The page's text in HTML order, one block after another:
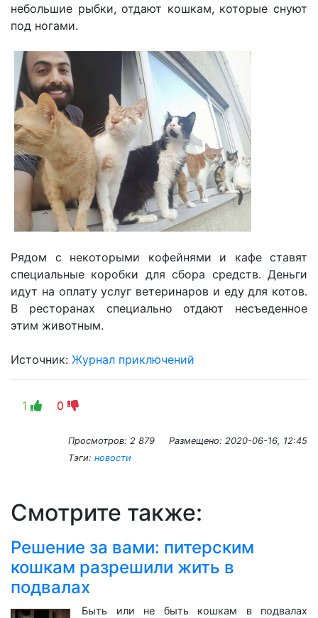
небольшие рыбки, отдают кошкам, которые снуют
под ногами.
Рядом с некоторыми кофейнями и кафе ставят
специальные коробки для сбора средств. Деньги
идут на оплату услуг ветеринаров и еду для котов.
В ресторанах специально отдают несъеденное
этим животным.
Источник: ​ Журнал приключений
1 0
Просмотров: 2 879 Размещено: 2020-06-16, 12:45
Тэги: новости
Смотрите также:
Решение за вами: питерским
кошкам разрешили жить в
подвалах
Быть или не быть кошкам в подвалах